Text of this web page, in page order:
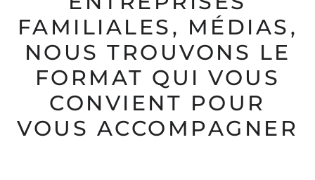
FAMILIALES, MÉDIAS,
NOUS TROUVONS LE
FORMAT QUI VOUS
CONVIENT POUR
VOUS ACCOMPAGNER